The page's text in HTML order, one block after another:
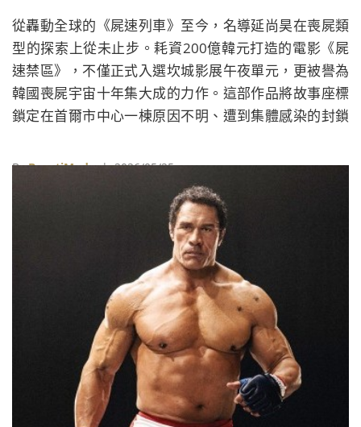
從轟動全球的《屍速列車》至今，名導延尚昊在喪屍類
型的探索上從未止步。耗資200億韓元打造的電影《屍
速禁區》，不僅正式入選坎城影展午夜單元，更被譽為
韓國喪屍宇宙十年集大成的力作。這部作品將故事座標
鎖定在首爾市中心一棟原因不明、遭到集體感染的封鎖
激，更在世界觀上帶來了一場深刻的「哲學與技術進
ByBeautiMode| 2026/05/25